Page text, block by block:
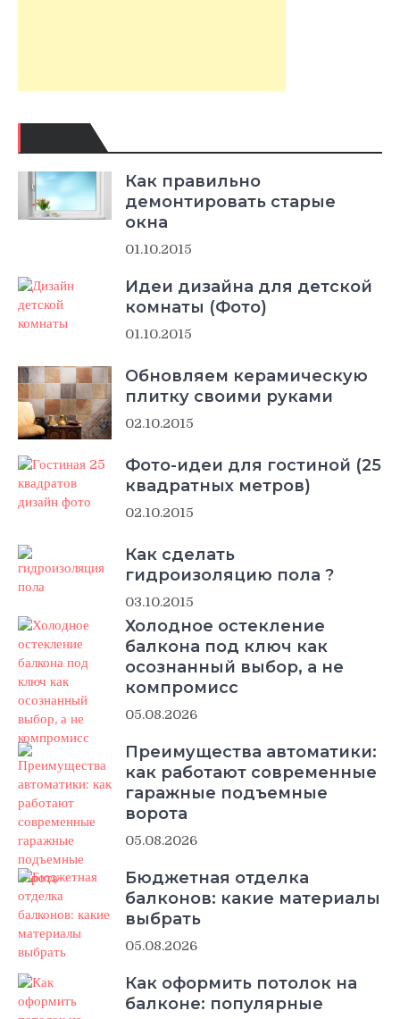
Как правильно
демонтировать старые
окна
01.10.2015
Идеи дизайна для детской
комнаты (Фото)
01.10.2015
Обновляем керамическую
плитку своими руками
02.10.2015
Фото-идеи для гостиной (25
квадратных метров)
02.10.2015
Как сделать
гидроизоляцию пола ?
03.10.2015
Холодное остекление
балкона под ключ как
осознанный выбор, а не
компромисс
05.08.2026
Преимущества автоматики:
как работают современные
гаражные подъемные
ворота
05.08.2026
Бюджетная отделка
балконов: какие материалы
выбрать
05.08.2026
Как оформить потолок на
балконе: популярные